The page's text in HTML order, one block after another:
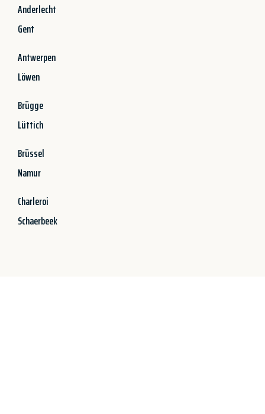
Anderlecht
Gent
Antwerpen
Löwen
Brügge
Lüttich
Brüssel
Namur
Charleroi
Schaerbeek